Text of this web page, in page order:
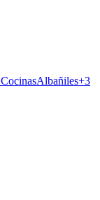
Albañiles+3